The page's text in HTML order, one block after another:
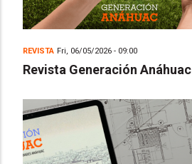
REVISTA Fri, 06/05/2026 - 09:00
Revista Generación